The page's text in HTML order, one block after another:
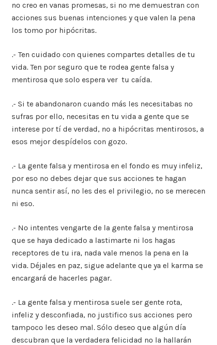
no creo en vanas promesas, si no me demuestran con
acciones sus buenas intenciones y que valen la pena
los tomo por hipócritas.
.- Ten cuidado con quienes compartes detalles de tu
vida. Ten por seguro que te rodea gente falsa y
mentirosa que solo espera ver tu caída.
.- Si te abandonaron cuando más les necesitabas no
sufras por ello, necesitas en tu vida a gente que se
interese por tí de verdad, no a hipócritas mentirosos, a
esos mejor despídelos con gozo.
.- La gente falsa y mentirosa en el fondo es muy infeliz,
por eso no debes dejar que sus acciones te hagan
nunca sentir así, no les des el privilegio, no se merecen
ni eso.
.- No intentes vengarte de la gente falsa y mentirosa
que se haya dedicado a lastimarte ni los hagas
receptores de tu ira, nada vale menos la pena en la
vida. Déjales en paz, sigue adelante que ya el karma se
encargará de hacerles pagar.
.- La gente falsa y mentirosa suele ser gente rota,
infeliz y desconfiada, no justifico sus acciones pero
tampoco les deseo mal. Sólo deseo que algún día
descubran que la verdadera felicidad no la hallarán